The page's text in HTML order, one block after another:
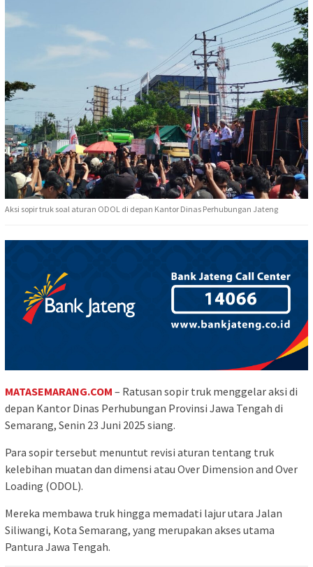
Aksi sopir truk soal aturan ODOL di depan Kantor Dinas Perhubungan Jateng
MATASEMARANG.COM – Ratusan sopir truk menggelar aksi di
depan Kantor Dinas Perhubungan Provinsi Jawa Tengah di
Semarang, Senin 23 Juni 2025 siang.
Para sopir tersebut menuntut revisi aturan tentang truk
kelebihan muatan dan dimensi atau Over Dimension and Over
Loading (ODOL).
Mereka membawa truk hingga memadati lajur utara Jalan
Siliwangi, Kota Semarang, yang merupakan akses utama
Pantura Jawa Tengah.